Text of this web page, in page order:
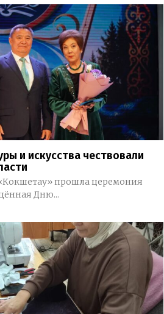
и искусства чествовали
прошла церемония
Дню...